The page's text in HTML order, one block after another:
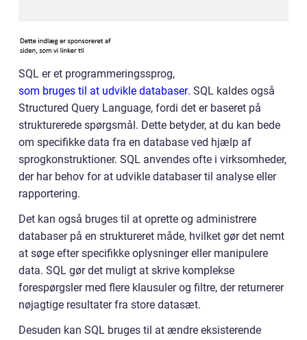
SQL er et programmeringssprog,
som bruges til at udvikle databaser. SQL kaldes også
Structured Query Language, fordi det er baseret på
strukturerede spørgsmål. Dette betyder, at du kan bede
om specifikke data fra en database ved hjælp af
sprogkonstruktioner. SQL anvendes ofte i virksomheder,
der har behov for at udvikle databaser til analyse eller
rapportering.
Det kan også bruges til at oprette og administrere
databaser på en struktureret måde, hvilket gør det nemt
at søge efter specifikke oplysninger eller manipulere
data. SQL gør det muligt at skrive komplekse
forespørgsler med flere klausuler og filtre, der returnerer
nøjagtige resultater fra store datasæt.
Desuden kan SQL bruges til at ændre eksisterende